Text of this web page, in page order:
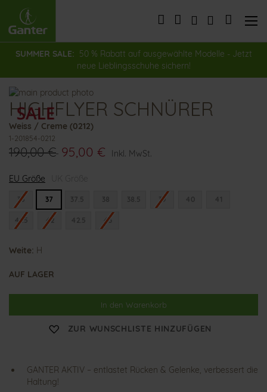
Direkt
zum
Inhalt
Mein
SUMMER SALE: 50 % Rabatt auf ausgewählte Modelle - Jetzt
neue Lieblingsschuhe sichern!
HIGHFLYER SCHNÜRER
Weiss / Creme (0212)
1-201854-0212
190,00 € 95,00 € Inkl. MwSt.
EU Größe
36 37 39
41.5 42 43
Weite: H
AUF LAGER
In den Warenkorb
ZUR WUNSCHLISTE HINZUFÜGEN
GANTER AKTIV – entlastet Rücken & Gelenke, verbessert die
Haltung!
Zum
Ende
der
Bildergalerie
springen
Zum
Anfang
der
Bildergalerie
springen